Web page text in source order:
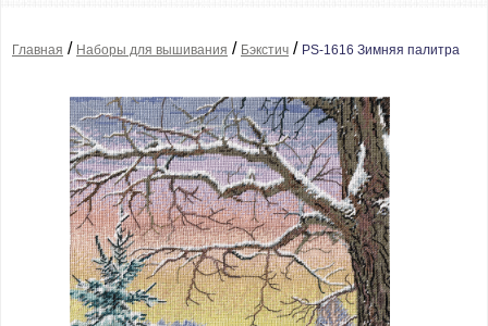
Главная / Наборы для вышивания / Бэкстич / PS-1616 Зимняя палитра